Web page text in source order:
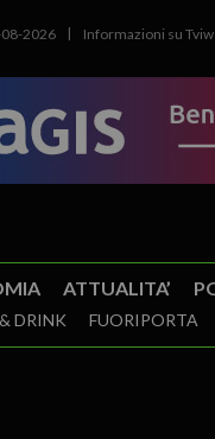
08-2026 Informazioni su
ATTUALITA’
DRINK FUORIPORTA